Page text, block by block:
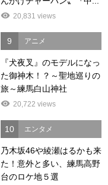
20,831 views
9 アニメ
『犬夜叉』のモデルになっ
た御神木！？～聖地巡りの
旅～練馬白山神社
20,722 views
10 エンタメ
乃木坂46や綾瀬はるかも来
た！意外と多い、練馬高野
台のロケ地５選